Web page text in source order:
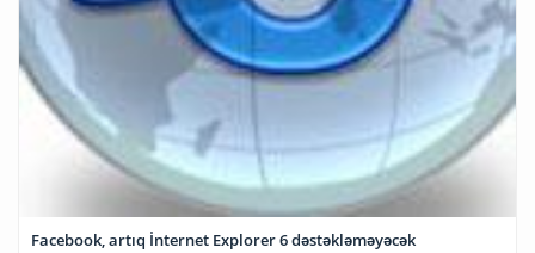
Facebook, artıq İnternet Explorer 6 dəstəkləməyəcək